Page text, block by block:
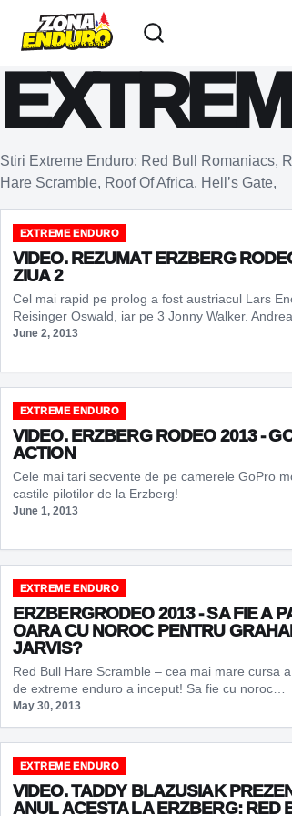
Sari la conținut
Stiri Extreme Enduro: Red Bull Romaniacs,
Hare Scramble, Roof Of Africa, Hell’s Gate,
EXTREME ENDURO
VIDEO. REZUMAT ERZBERG
ZIUA 2
Cel mai rapid pe prolog a fost austriacul Lars
Reisinger Oswald, iar pe 3 Jonny Walker.
June 2, 2013
EXTREME ENDURO
VIDEO. ERZBERG RODEO 2013 -
ACTION
Cele mai tari secvente de pe camerele GoPro
castile pilotilor de la Erzberg!
June 1, 2013
EXTREME ENDURO
ERZBERGRODEO 2013 - SA FIE A
OARA CU NOROC PENTRU
JARVIS?
Red Bull Hare Scramble – cea mai mare cursa
de extreme enduro a inceput! Sa fie cu noroc…
May 30, 2013
EXTREME ENDURO
VIDEO. TADDY BLAZUSIAK
ANUL ACESTA LA ERZBERG: RED